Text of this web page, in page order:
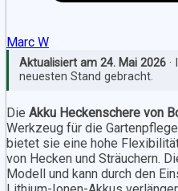
Marc W
Aktualisiert am 24. Mai 2026·
neuesten Stand gebracht.
Die Akku Heckenschere von
Werkzeug für die
bietet sie eine hohe
von Hecken und Sträuchern.
Modell und kann durch den